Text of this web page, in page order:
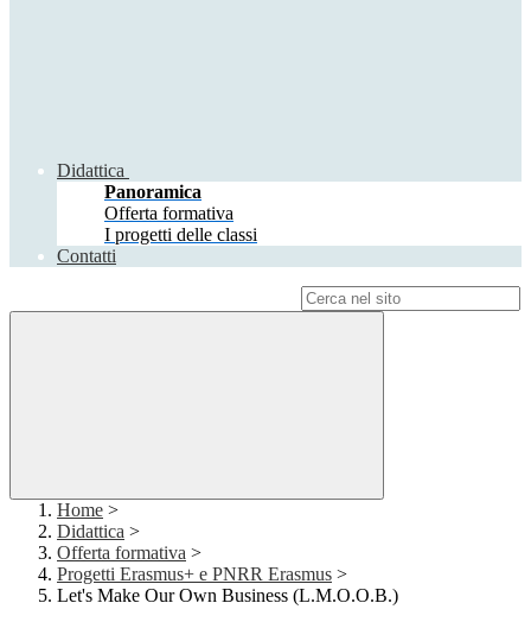
Didattica
Panoramica
Offerta formativa
I progetti delle classi
Contatti
Home >
Didattica >
Offerta formativa >
Progetti Erasmus+ e PNRR Erasmus >
Let's Make Our Own Business (L.M.O.O.B.)